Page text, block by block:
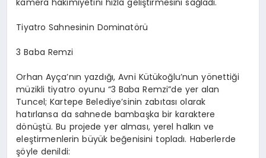
Tiyatro Sahnesinin Dominatörü
3 Baba Remzi
Orhan Ayça’nın yazdığı, Avni Kütükoğlu’nun yönettiği
müzikli tiyatro oyunu “3 Baba Remzi”de yer alan
Tuncel; Kartepe Belediye’sinin zabıtası olarak
hatırlansa da sahnede bambaşka bir karaktere
dönüştü. Bu projede yer alması, yerel halkın ve
eleştirmenlerin büyük beğenisini topladı. Haberlerde
şöyle denildi: